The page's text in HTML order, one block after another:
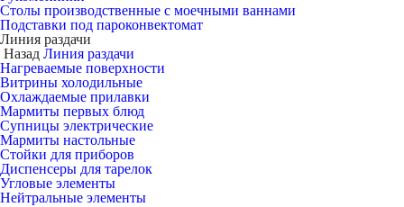
Столы производственные с моечными ваннами
Подставки под пароконвектомат
Линия раздачи
Назад Линия раздачи
Нагреваемые поверхности
Витрины холодильные
Охлаждаемые прилавки
Мармиты первых блюд
Супницы электрические
Мармиты настольные
Стойки для приборов
Диспенсеры для тарелок
Угловые элементы
Нейтральные элементы